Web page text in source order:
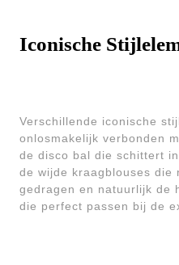
Iconische
Verschillende iconische
onlosmakelijk verbonden
de disco bal die schittert
de wijde kraagblouses die
gedragen en natuurlijk de
die perfect passen bij de